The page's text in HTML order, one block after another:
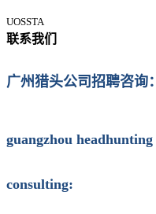
UOSSTA
联系我们
广州猎头公司招聘咨询：
guangzhou
consulting: